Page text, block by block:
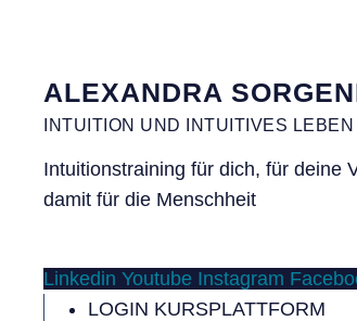
ALEXANDRA
INTUITION UND INTUITIVES LEBEN
Intuitionstraining für dich, für deine
damit für die Menschheit
Linkedin Youtube Instagram
LOGIN KURSPLATTFORM